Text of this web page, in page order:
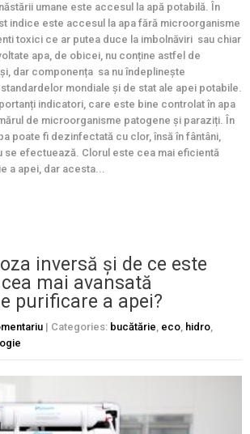
umane este accesul la apă potabilă. În
indice este accesul la apa fără microorganisme
toxici ce ar putea duce la imbolnăviri sau chiar
apa, de obicei, nu conține astfel de
dar componența sa nu îndeplinește
mondiale și de stat ale apei potabile.
indicatori, care este bine controlat în apa
de microorganisme patogene și paraziți. În
poate fi dezinfectată cu clor, însă în fântâni,
se efectuează. Clorul este cea mai eficientă
a apei, dar acesta...
inversă și de ce este
mai avansată
purificare a apei?
| Categories: bucătărie, eco, hidro,